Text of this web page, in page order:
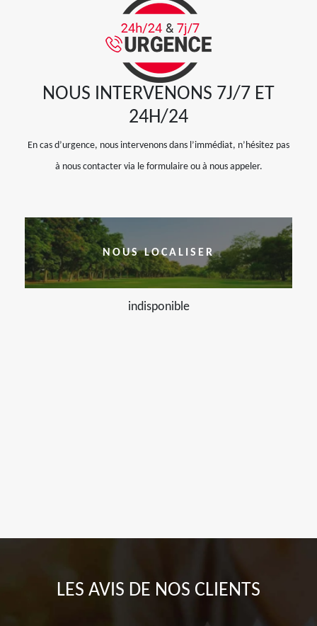
NOUS INTERVENONS 7J/7 ET
24H/24
En cas d’urgence, nous intervenons dans l’immédiat, n’hésitez pas
à nous contacter via le formulaire ou à nous appeler.
NOUS LOCALISER
indisponible
LES AVIS DE NOS CLIENTS